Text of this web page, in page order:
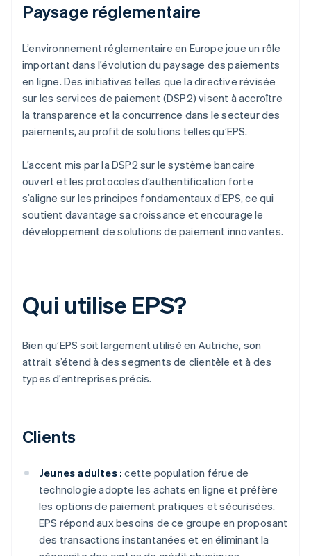
Paysage réglementaire
L’environnement réglementaire en Europe joue un rôle
important dans l’évolution du paysage des paiements
en ligne. Des initiatives telles que la directive révisée
sur les services de paiement (DSP2) visent à accroître
la transparence et la concurrence dans le secteur des
paiements, au profit de solutions telles qu’EPS.
L’accent mis par la DSP2 sur le système bancaire
ouvert et les protocoles d’authentification forte
s’aligne sur les principes fondamentaux d’EPS, ce qui
soutient davantage sa croissance et encourage le
développement de solutions de paiement innovantes.
Qui utilise EPS?
Bien qu’EPS soit largement utilisé en Autriche, son
attrait s’étend à des segments de clientèle et à des
types d’entreprises précis.
Clients
Jeunes adultes : cette population férue de
technologie adopte les achats en ligne et préfère
les options de paiement pratiques et sécurisées.
EPS répond aux besoins de ce groupe en proposant
des transactions instantanées et en éliminant la